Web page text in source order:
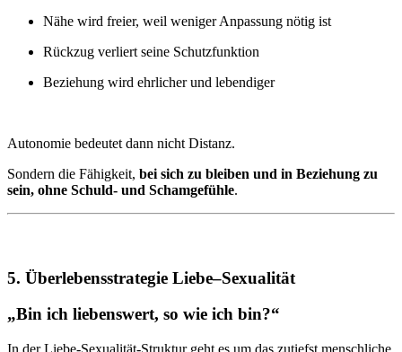
Nähe wird freier, weil weniger Anpassung nötig ist
Rückzug verliert seine Schutzfunktion
Beziehung wird ehrlicher und lebendiger
Autonomie bedeutet dann nicht Distanz.
Sondern die Fähigkeit, bei sich zu bleiben und in Beziehung zu
sein, ohne Schuld- und Schamgefühle.
5. Überlebensstrategie Liebe–Sexualität
„Bin ich liebenswert, so wie ich bin?“
In der Liebe-Sexualität-Struktur geht es um das zutiefst menschliche